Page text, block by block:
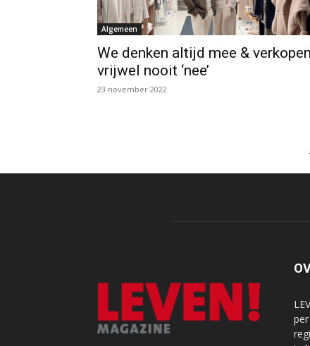
Algemeen
We denken altijd mee & verkopen
vrijwel nooit ‘nee’
23 november 2022